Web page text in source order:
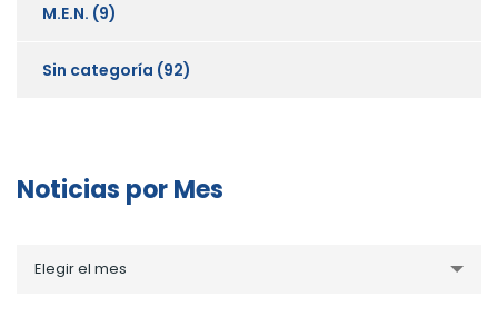
M.E.N. (9)
Sin categoría (92)
Noticias por Mes
porElegir el mes